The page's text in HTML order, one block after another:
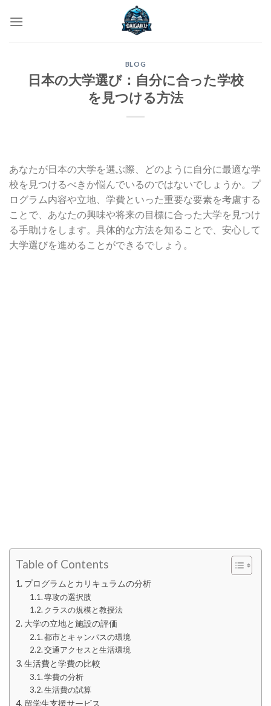
BLOG
日本の大学選び：自分に合った学校
を見つける方法
あなたが日本の大学を選ぶ際、どのように自分に最適な学
校を見つけるべきか悩んでいるのではないでしょうか。プ
ログラム内容や立地、学費といった重要な要素を考慮する
ことで、あなたの興味や将来の目標に合った大学を見つけ
る手助けをします。具体的な方法を知ることで、安心して
大学選びを進めることができるでしょう。
Table of Contents
プログラムとカリキュラムの分析
専攻の選択肢
クラスの規模と教授法
大学の立地と施設の評価
都市とキャンパスの環境
交通アクセスと生活環境
生活費と学費の比較
学費の分析
生活費の試算
留学生支援サービス